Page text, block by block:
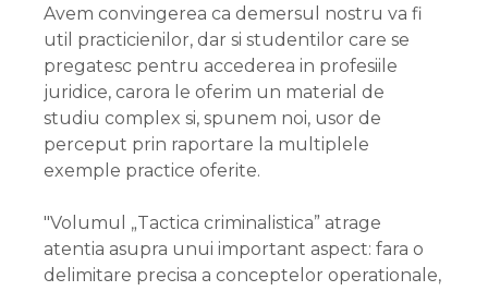
Avem convingerea ca demersul nostru va fi
util practicienilor, dar si studentilor care se
pregatesc pentru accederea in profesiile
juridice, carora le oferim un material de
studiu complex si, spunem noi, usor de
perceput prin raportare la multiplele
exemple practice oferite.
"Volumul „Tactica criminalistica” atrage
atentia asupra unui important aspect: fara o
delimitare precisa a conceptelor operationale,